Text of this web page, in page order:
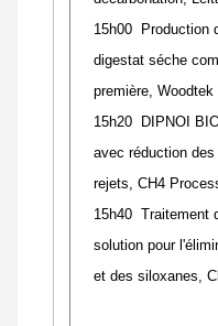
15h00 Production
digestat séche
première, Woodtek
15h20 DIPNOI
avec réduction
rejets,CH4
15h40 Traitement
solution pour
et des siloxanes,